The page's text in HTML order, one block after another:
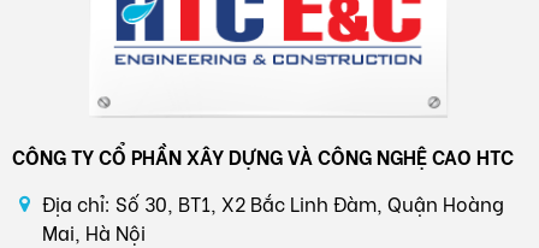
CÔNG TY CỔ PHẦN XÂY DỰNG VÀ CÔNG NGHỆ CAO HTC
Địa chỉ: Số 30, BT1, X2 Bắc Linh Đàm, Quận Hoàng
Mai, Hà Nội